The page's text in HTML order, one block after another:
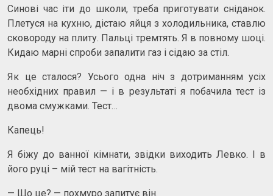
Синові час іти до школи, треба приготувати сніданок.
Плетуся на кухню, дістаю яйця з холодильника, ставлю
сковороду на плиту. Пальці тремтять. Я в повному шоці.
Кидаю марні спроби запалити газ і сідаю за стіл.
Як це сталося? Усього одна ніч з дотриманням усіх
необхідних правил — і в результаті я побачила тест із
двома смужками. Тест…
Капець!
Я біжу до ванної кімнати, звідки виходить Левко. І в
його руці – мій тест на вагітність.
— Що це? — похмуро запитує він.